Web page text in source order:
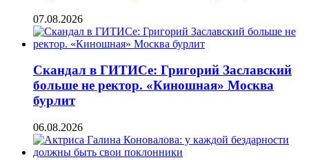
07.08.2026
Скандал в ГИТИСе: Григорий Заславский
больше не ректор. «Киношная» Москва
бурлит
06.08.2026